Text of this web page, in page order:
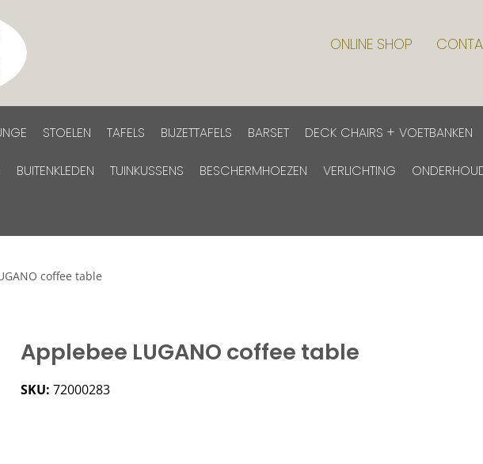
ONLINE SHOP
STOELEN TAFELS BIJZETTAFELS BARSET DECK CHAIRS + VOETBANKEN
BUITENKLEDEN TUINKUSSENS BESCHERMHOEZEN VERLICHTING
coffee table
Applebee LUGANO coffee table
SKU: 72000283